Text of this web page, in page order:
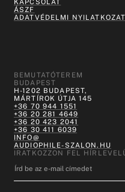
KAPCSOLAT
ÁSZF
ADATVÉDELMI NYILATKOZAT
BEMUTATÓTEREM
BUDAPEST
H-1202 BUDAPEST,
MÁRTÍROK ÚTJA 145
+36 70 944 1551
+36 20 281 4649
+36 20 423 2041
+36 30 411 6039
INFO@
AUDIOPHILE-SZALON.HU
IRATKOZZON FEL